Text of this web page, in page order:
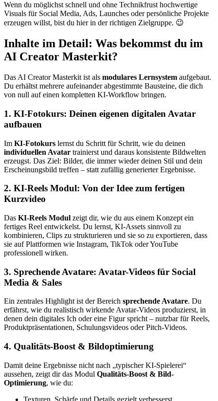
Wenn du möglichst schnell und ohne Technikfrust hochwertige
Visuals für Social Media, Ads, Launches oder persönliche Projekte
erzeugen willst, bist du hier in der richtigen Zielgruppe. 😉
Inhalte im Detail: Was bekommst du im
AI Creator Masterkit?
Das AI Creator Masterkit ist als modulares Lernsystem aufgebaut.
Du erhältst mehrere aufeinander abgestimmte Bausteine, die dich
von null auf einen kompletten KI-Workflow bringen.
1. KI-Fotokurs: Deinen eigenen digitalen Avatar
aufbauen
Im KI-Fotokurs lernst du Schritt für Schritt, wie du deinen
individuellen Avatar trainierst und daraus konsistente Bildwelten
erzeugst. Das Ziel: Bilder, die immer wieder deinen Stil und dein
Erscheinungsbild treffen – statt zufällig generierter Ergebnisse.
2. KI-Reels Modul: Von der Idee zum fertigen
Kurzvideo
Das KI-Reels Modul zeigt dir, wie du aus einem Konzept ein
fertiges Reel entwickelst. Du lernst, KI-Assets sinnvoll zu
kombinieren, Clips zu strukturieren und sie so zu exportieren, dass
sie auf Plattformen wie Instagram, TikTok oder YouTube
professionell wirken.
3. Sprechende Avatare: Avatar-Videos für Social
Media & Sales
Ein zentrales Highlight ist der Bereich sprechende Avatare. Du
erfährst, wie du realistisch wirkende Avatar-Videos produzierst, in
denen dein digitales Ich oder eine Figur spricht – nutzbar für Reels,
Produktpräsentationen, Schulungsvideos oder Pitch-Videos.
4. Qualitäts-Boost & Bildoptimierung
Damit deine Ergebnisse nicht nach „typischer KI-Spielerei“
aussehen, zeigt dir das Modul Qualitäts-Boost & Bild-
Optimierung, wie du:
Texturen, Schärfe und Details gezielt verbesserst